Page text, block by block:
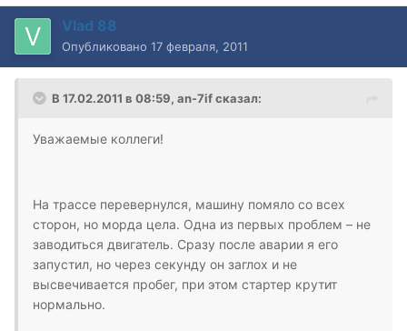
Vlad 88
Опубликовано 17 февраля, 2011
В 17.02.2011 в 08:59, an-7if сказал:
Уважаемые коллеги!
На трассе перевернулся, машину помяло со всех
сторон, но морда цела. Одна из первых проблем – не
заводиться двигатель. Сразу после аварии я его
запустил, но через секунду он заглох и не
высвечивается пробег, при этом стартер крутит
нормально.